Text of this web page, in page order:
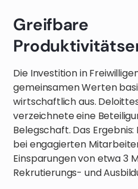
Greifbare
Die Investition in
gemeinsamen Werten
wirtschaftlich aus.
verzeichnete eine
Belegschaft. Das
bei engagierten
Einsparungen von etwa 3
Rekrutierungs- und